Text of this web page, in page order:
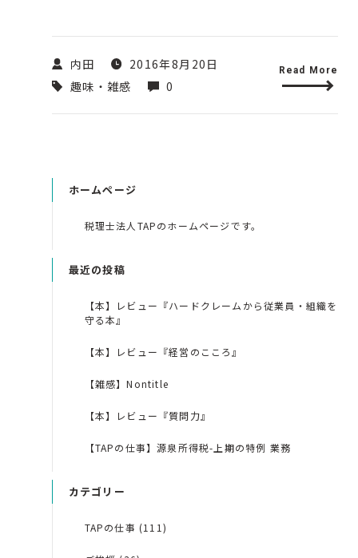
内田
2016年8月20日
趣味・雑感
0
Read More
ホームページ
税理士法人TAPのホームページです。
最近の投稿
【本】レビュー『ハードクレームから従業員・組織を
守る本』
【本】レビュー『経営のこころ』
【雑感】Nontitle
【本】レビュー『質問力』
【TAPの仕事】源泉所得税-上期の特例 業務
カテゴリー
TAPの仕事 (111)